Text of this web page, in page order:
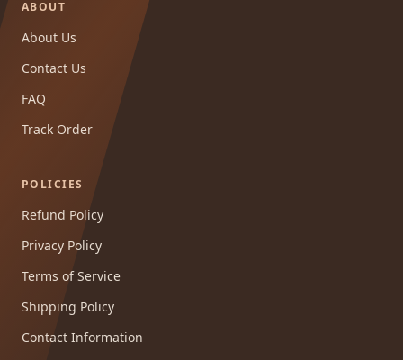
ABOUT
About Us
Contact Us
FAQ
Track Order
POLICIES
Refund Policy
Privacy Policy
Terms of Service
Shipping Policy
Contact Information